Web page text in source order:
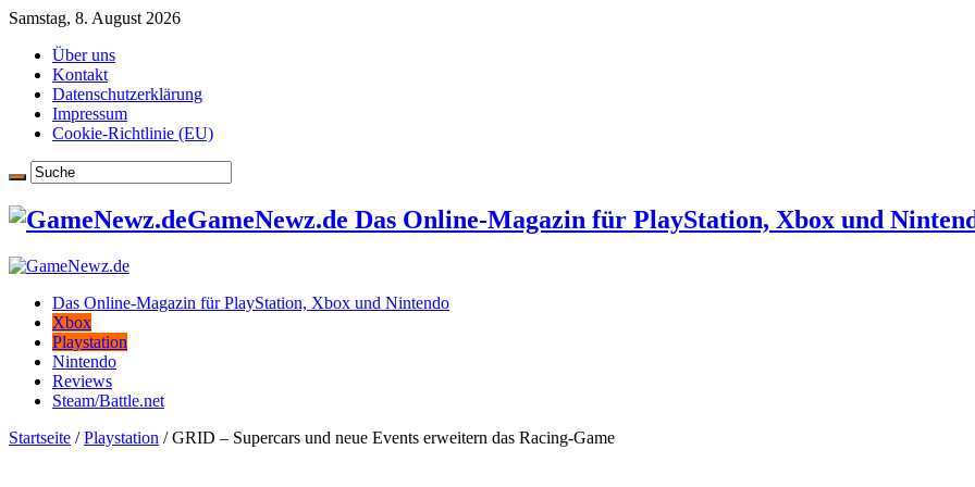
Samstag, 8. August 2026
Über uns
Kontakt
Datenschutzerklärung
Impressum
Cookie-Richtlinie (EU)
GameNewz.de Das Online-Magazin für PlayStation, Xbox und
Das Online-Magazin für PlayStation, Xbox und Nintendo
Xbox
Playstation
Nintendo
Reviews
Steam/Battle.net
Startseite / Playstation / GRID – Supercars und neue Events erweitern das Racing-Game